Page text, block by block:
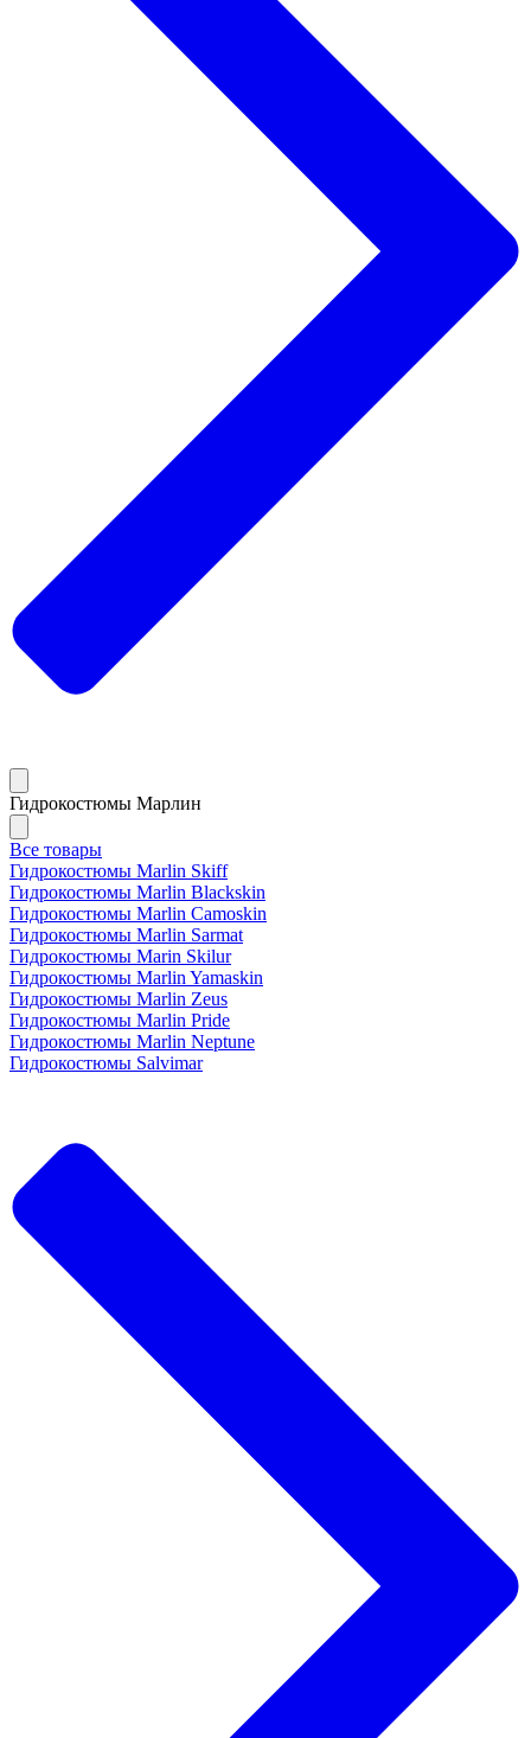
Гидрокостюмы Марлин
Все товары
Гидрокостюмы Marlin Skiff
Гидрокостюмы Marlin Blackskin
Гидрокостюмы Marlin Camoskin
Гидрокостюмы Marlin Sarmat
Гидрокостюмы Marin Skilur
Гидрокостюмы Marlin Yamaskin
Гидрокостюмы Marlin Zeus
Гидрокостюмы Marlin Pride
Гидрокостюмы Marlin Neptune
Гидрокостюмы Salvimar